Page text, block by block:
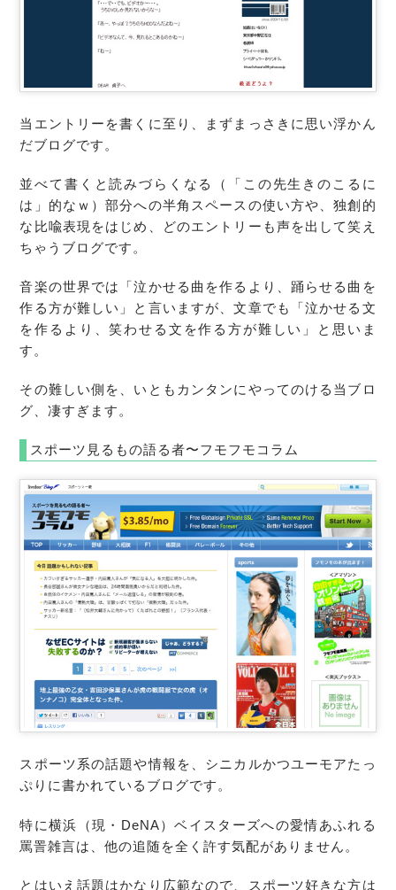
当エントリーを書くに至り、まずまっさきに思い浮かん
だブログです。
並べて書くと読みづらくなる（「この先生きのこるに
は」的なｗ）部分への半角スペースの使い方や、独創的
な比喩表現をはじめ、どのエントリーも声を出して笑え
ちゃうブログです。
音楽の世界では「泣かせる曲を作るより、踊らせる曲を
作る方が難しい」と言いますが、文章でも「泣かせる文
を作るより、笑わせる文を作る方が難しい」と思いま
す。
その難しい側を、いともカンタンにやってのける当ブロ
グ、凄すぎます。
スポーツ見るもの語る者〜フモフモコラム
スポーツ系の話題や情報を、シニカルかつユーモアたっ
ぷりに書かれているブログです。
特に横浜（現・DeNA）ベイスターズへの愛情あふれる
罵詈雑言は、他の追随を全く許す気配がありません。
とはいえ話題はかなり広範なので、スポーツ好きな方は